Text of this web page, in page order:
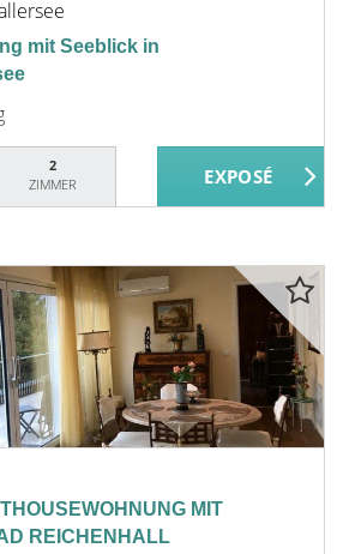
mit Seeblick in
2
ZIMMER
MIT
REICHENHALL